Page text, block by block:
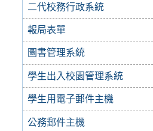
二代校務行政系統
報局表單
圖書管理系統
學生出入校園管理系統
學生用電子郵件主機
公務郵件主機